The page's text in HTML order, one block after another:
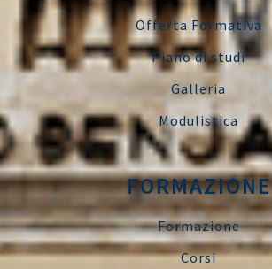
Offerta Formativa
Piano di studi
Galleria
Modulistica
FORMAZIONE
Formazione
Corsi